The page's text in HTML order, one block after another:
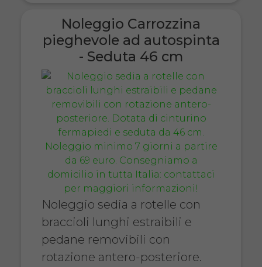
Noleggio Carrozzina
pieghevole ad autospinta
- Seduta 46 cm
Noleggio sedia a rotelle con
braccioli lunghi estraibili e
pedane removibili con
rotazione antero-posteriore.